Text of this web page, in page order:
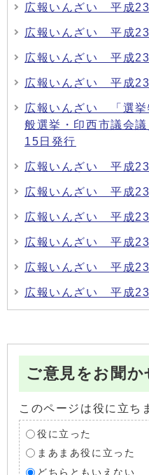
広報いんざい 平成
広報いんざい 平成
広報いんざい 平成
広報いんざい 平成
広報いんざい 「選挙
般選挙・印西市議会
15日発行
広報いんざい 平成
広報いんざい 平成
広報いんざい 平成
広報いんざい 平成
広報いんざい 平成
広報いんざい 平成
ご意見をお聞
このページは役に立ち
役に立った
まあまあ役に立った
どちらともいえない